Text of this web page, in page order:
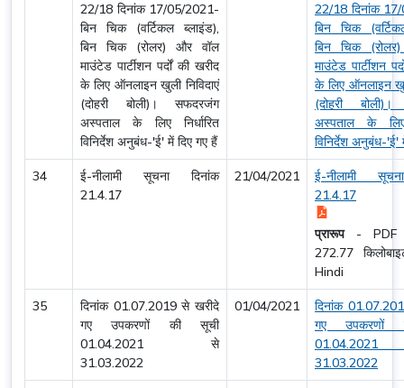
22/18 दिनांक 17/05/2021-
बिन चिक (वर्टिकल ब्लाइंड),
बिन चिक (रोलर) और वॉल
माउंटेड पार्टीशन पर्दों की खरीद
के लिए ऑनलाइन खुली निविदाएं
(दोहरी बोली)। सफदरजंग
अस्पताल के लिए निर्धारित
विनिर्देश अनुबंध-'ई' में दिए गए हैं
22/18 दिनांक
बिन चिक
बिन चिक
माउंटेड पार्टीशन
के लिए ऑनलाइन
(दोहरी
अस्पताल के लिए
विनिर्देश अनुबंध-'ई'
34
ई-नीलामी सूचना दिनांक
21.4.17
21/04/2021
ई-नीलामी
21.4.17
प्रारूप- PDF
272.77
Hindi
35
दिनांक 01.07.2019 से खरीदे
गए उपकरणों की सूची
01.04.2021 से
31.03.2022
01/04/2021
दिनांक
गए उपकरणों
31.03.2022